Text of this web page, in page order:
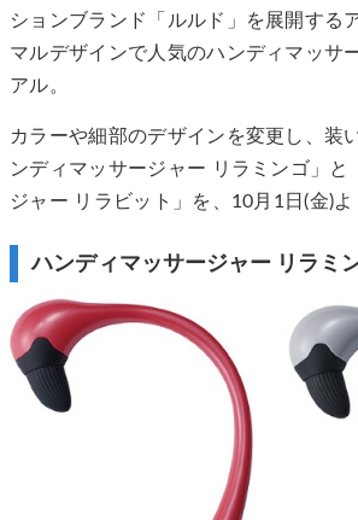
ションブランド「ルルド」を展開する
マルデザインで人気のハンディマッサ
アル。
カラーや細部のデザインを変更し、装
ンディマッサージャー リラミンゴ」と
ジャー リラビット」を、10月1日(金)よ
ハンディマッサージャー リラミ